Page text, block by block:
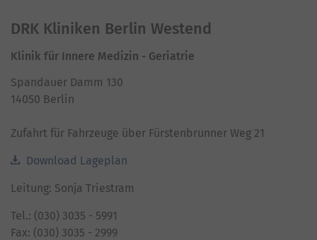
Platform
DRK Kliniken Berlin Westend
Klinik für Innere Medizin - Geriatrie
Spandauer Damm 130
14050 Berlin
Zufahrt für Fahrzeuge über Fürstenbrunner Weg 21
Download Lageplan
Leitung: Sonja Triestram
Tel.: (030) 3035 - 5991
Fax: (030) 3035 - 2999